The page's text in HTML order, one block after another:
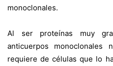
monoclonales.
Al ser proteínas muy
anticuerpos
requiere de células que lo